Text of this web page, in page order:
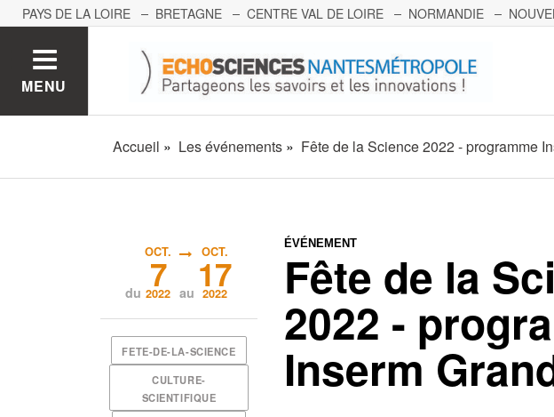
PAYS DE LA LOIRE BRETAGNE CENTRE VAL DE LOIRE NORMANDIE
MENU
Accueil Les événements Fête de la Science 2022 - programme
ÉVÉNEMENT
Fête de la
2022 -
Inserm
du
OCT.
7
2022 au
OCT.
17
2022
FETE-DE-LA-SCIENCE
CULTURE-
SCIENTIFIQUE